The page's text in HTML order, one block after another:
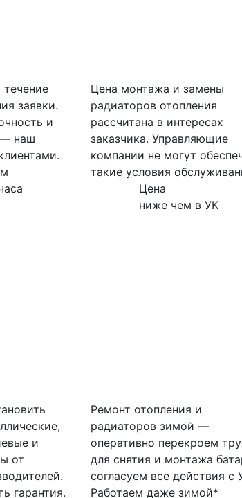
заявки.
и
— наш
Цена монтажа и замены
радиаторов отопления
рассчитана в интересах
заказчика. Управляющие
компании не могут
такие условия
Цена
ниже чем в УК
и
от
гарантия.
Ремонт отопления и
радиаторов зимой —
оперативно перекроем
для снятия и монтажа
согласуем все действия с
Работаем даже зимой*